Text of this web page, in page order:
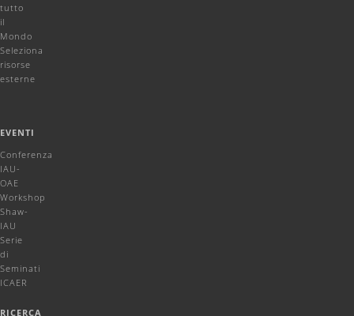
tutto
il
Mondo
Seleziona
risorse
esterne
EVENTI
Conferenza
IAU-
OAE
Workshop
Shaw-
IAU
Serie
di
Seminati
ICAER
RICERCA